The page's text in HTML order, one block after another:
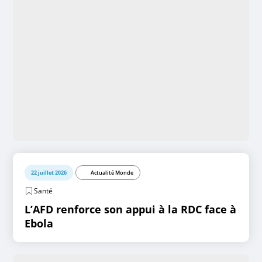
22 juillet 2026 Actualité Monde
Santé
L’AFD renforce son appui à la RDC face à
Ebola